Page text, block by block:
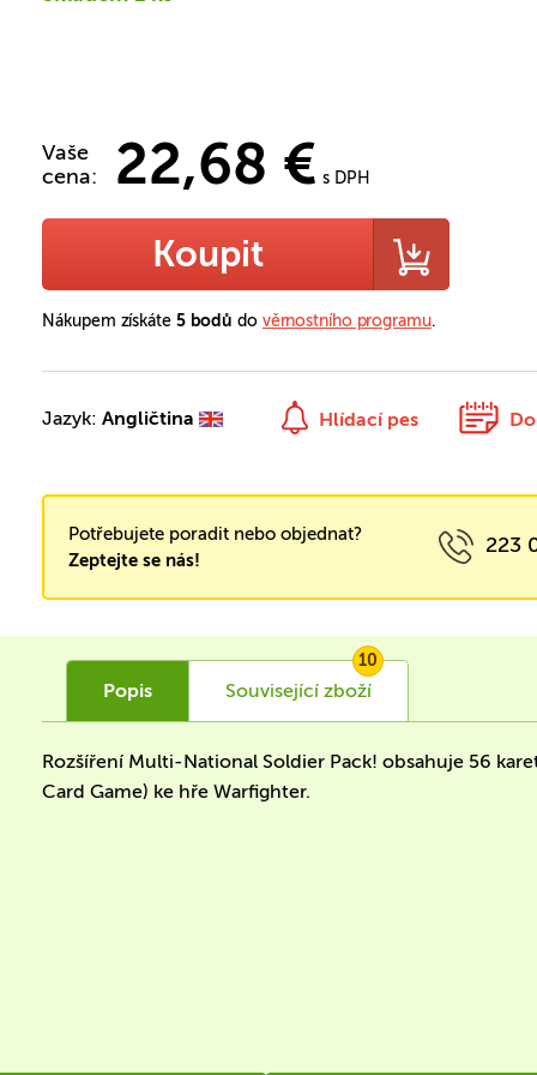
Vaše
cena:
22,68 € s DPH
Koupit
Nákupem získáte 5 bodů do věrnostního programu.
Jazyk:Angličtina Hlídací pes
Potřebujete poradit nebo objednat?
Zeptejte se nás!
223
Popis Související zboží
10
Rozšíření Multi-National Soldier Pack! obsahuje 56
Card Game) ke hře Warfighter.